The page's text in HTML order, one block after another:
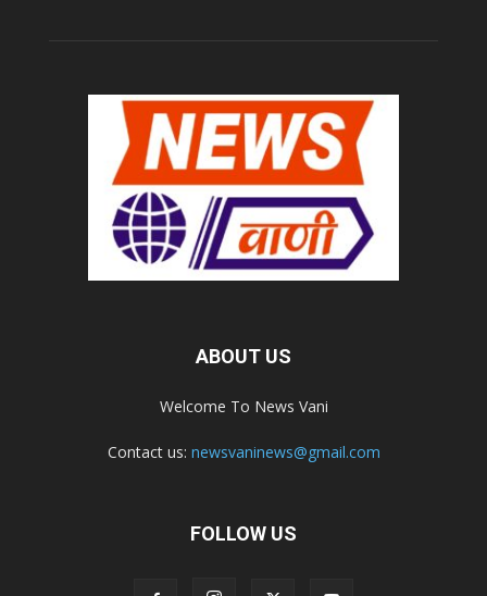
ABOUT US
Welcome To News Vani
Contact us: newsvaninews@gmail.com
FOLLOW US